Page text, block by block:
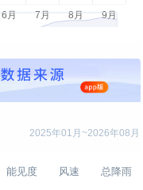
2025年01月~2026年08月
能见度 风速 总降雨